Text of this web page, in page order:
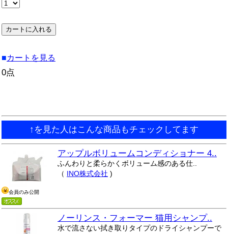
■カートを見る
0点
↑を見た人はこんな商品もチェックしてます
会員のみ公開
アップルボリュームコンディショナー 4..
ふんわりと柔らかくボリューム感のある仕..
（
INO株式会社 )
ノーリンス・フォーマー 猫用シャンプ..
水で流さない拭き取りタイプのドライシャンプーで